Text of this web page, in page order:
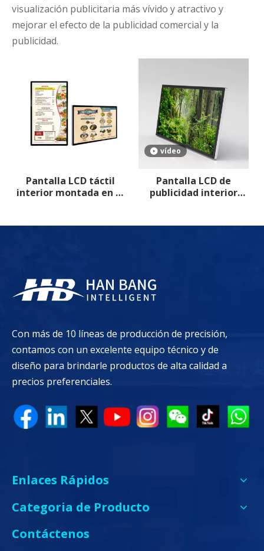
visualización publicitaria más vívido y atractivo y
mejorar el efecto de la publicidad comercial y la
publicidad.
Pantalla LCD táctil
interior montada en la
vídeo
Pantalla LCD de
publicidad interior
Con más de 10 líneas de producción de precisión,
contamos con un excelente equipo técnico y de
diseño para brindarle productos de alta calidad a
precios preferenciales.
Enlaces Rápidos
Categoria de Producto
Contáctenos